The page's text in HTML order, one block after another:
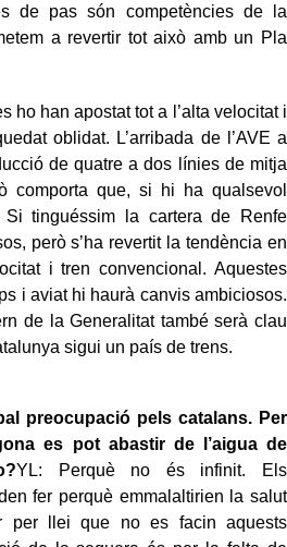
de pas són competències de la
a revertir tot això amb un Pla
ho han apostat tot a l’alta velocitat i
oblidat. L’arribada de l’AVE a
de quatre a dos línies de mitja
comporta que, si hi ha qualsevol
Si tinguéssim la cartera de Renfe
però s’ha revertit la tendència en
i tren convencional. Aquestes
i aviat hi haurà canvis ambiciosos.
de la Generalitat també serà clau
sigui un país de trens.
preocupació pels catalans. Per
es pot abastir de l’aigua de
YL: Perquè no és infinit. Els
fer perquè emmalaltirien la salut
per llei que no es facin aquests